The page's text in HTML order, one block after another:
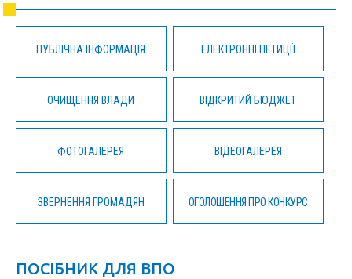
ПУБЛІЧНА ІНФОРМАЦІЯ ЕЛЕКТРОННІ ПЕТИЦІЇ
ОЧИЩЕННЯ ВЛАДИ ВІДКРИТИЙ БЮДЖЕТ
ФОТОГАЛЕРЕЯ ВІДЕОГАЛЕРЕЯ
ЗВЕРНЕННЯ ГРОМАДЯН ОГОЛОШЕННЯ ПРО КОНКУРС
ПОСІБНИК ДЛЯ ВПО